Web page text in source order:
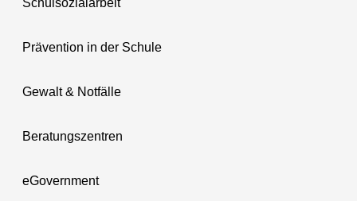
Prävention in der Schule
Gewalt & Notfälle
Beratungszentren
eGovernment